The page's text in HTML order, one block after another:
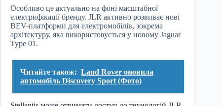
Особливо це актуально на фоні масштабної
електрифікації бренду. JLR активно розвиває нові
BEV-платформи для електромобілів, зокрема
архітектуру, яка використовується у новому Jaguar
Type 01.
Читайте також: Land Rover оновила
автомобіль Discovery Sport (Фото)